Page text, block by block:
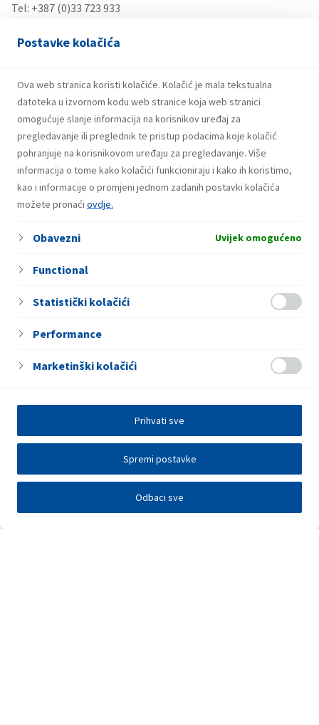
Postavke kolačića
Ova web stranica koristi kolačiće. Kolačić je mala tekstualna
datoteka u izvornom kodu web stranice koja web stranici
omogućuje slanje informacija na korisnikov uređaj za
pregledavanje ili preglednik te pristup podacima koje kolačić
pohranjuje na korisnikovom uređaju za pregledavanje. Više
informacija o tome kako kolačići funkcioniraju i kako ih koristimo,
kao i informacije o promjeni jednom zadanih postavki kolačića
možete pronaći ovdje.
Obavezni Uvijek omogućeno
Functional
Statistički kolačići
Performance
Marketinški kolačići
Odbaci sve
Spremi postavke
Prihvati sve
Tel: +387 (0)33 723 933
Za sve dodatne informacije obratite se putem:
holdina-inakartica@holdina.ba
Tel: +387 (0)33 727 731
Fax: +387 (0)33 712 415
EP MOL kartice
E-mail:
ep.kartica@energopetrol.ba
Fax: +387 (0)33 727 711